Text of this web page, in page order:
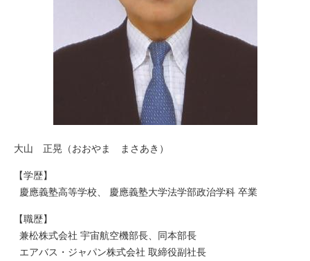
大山 正晃（おおやま まさあき）
【学歴】
慶應義塾高等学校、 慶應義塾大学法学部政治学科 卒業
【職歴】
兼松株式会社 宇宙航空機部長、同本部長
エアバス・ジャパン株式会社 取締役副社長